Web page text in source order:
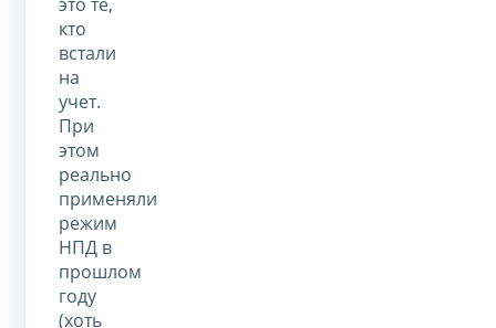
кто
встали
на
учет.
При
этом
реально
применяли
режим
НПД в
прошлом
году
(хоть